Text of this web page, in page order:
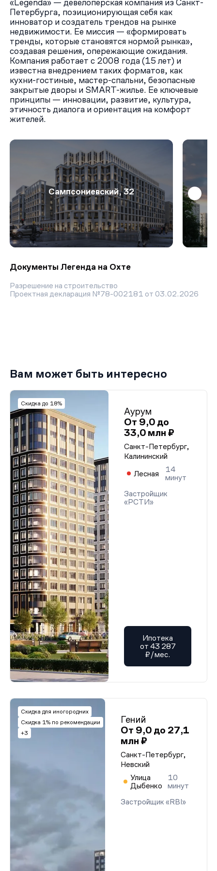
бесшовные внутридворовые маршруты, крупномерные
деревья, кустарники и сезонные цветочные
композиции. Для автомобилей запланирован подземный
паркинг на 303 машиноместа, включая зоны зарядки
электромобилей, а также кладовые помещения.
Ключевая особенность ЖК Легенда на Охте -
сочетание центральной городской локации, близости к
набережным, бизнес-класса, 14-этажной квартальной
застройки и сильной продуктовой проработки квартир.
Это не массовая новостройка на периферии, а камерный
городской квартал в развивающейся части Охты: с
продуманными планировками, технологичной
подготовкой квартир и архитектурой, которая
связывает современное жилье с индустриальным
характером района.
«Legenda» — девелоперская компания из Санкт-
Петербурга, позиционирующая себя как
инноватор и создатель трендов на рынке
недвижимости. Ее миссия — «формировать
тренды, которые становятся нормой рынка»,
создавая решения, опережающие ожидания.
Компания работает с 2008 года (15 лет) и
известна внедрением таких форматов, как
кухни-гостиные, мастер-спальни, безопасные
закрытые дворы и SMART-жилье. Ее ключевые
принципы — инновации, развитие, культура,
этичность диалога и ориентация на комфорт
жителей.
Сампсониевский, 32
Документы Легенда на Охте
Разрешение на строительство
Проектная декларация №78-002181 от 03.02.2026
Вам может быть интересно
Скидка до 18%
Аурум
От 9,0 до
33,0 млн ₽
Санкт-Петербург,
Калининский
Лесная
14
минут
Застройщик
«РСТИ»
Ипотека
от 43 287
₽/мес.
Скидка для иногородних
Скидка 1% по рекомендации
+3
Гений
От 9,0 до 27,1
млн ₽
Санкт-Петербург,
Невский
Улица
Дыбенко
10
минут
Застройщик «RBI»